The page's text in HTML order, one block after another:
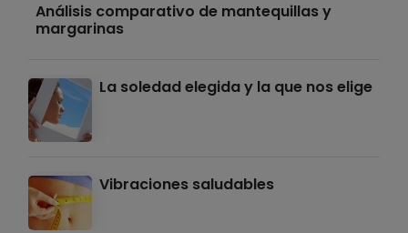
Análisis comparativo de mantequillas y
margarinas
La soledad elegida y la que nos elige
Vibraciones saludables